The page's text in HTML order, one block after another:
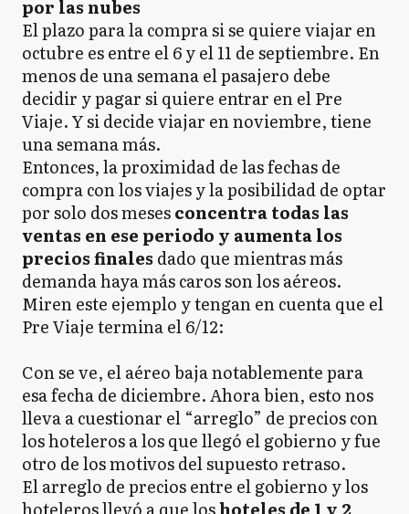
por las nubes
El plazo para la compra si se quiere viajar en
octubre es entre el 6 y el 11 de septiembre. En
menos de una semana el pasajero debe
decidir y pagar si quiere entrar en el Pre
Viaje. Y si decide viajar en noviembre, tiene
una semana más.
Entonces, la proximidad de las fechas de
compra con los viajes y la posibilidad de optar
por solo dos mesesconcentra todas las
ventas en ese periodo y aumenta los
precios finales dado que mientras más
demanda haya más caros son los aéreos.
Miren este ejemplo y tengan en cuenta que el
Pre Viaje termina el 6/12:
Con se ve, el aéreo baja notablemente para
esa fecha de diciembre. Ahora bien, esto nos
lleva a cuestionar el “arreglo” de precios con
los hoteleros a los que llegó el gobierno y fue
otro de los motivos del supuesto retraso.
El arreglo de precios entre el gobierno y los
hoteleros llevó a que loshoteles de 1 y 2